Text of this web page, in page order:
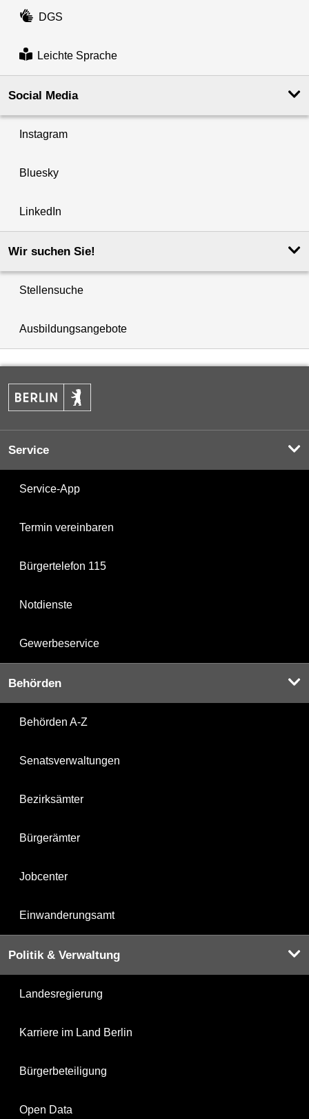
DGS
Leichte Sprache
Social Media
Instagram
Bluesky
LinkedIn
Wir suchen Sie!
Stellensuche
Ausbildungsangebote
Service
Service-App
Termin vereinbaren
Bürgertelefon 115
Notdienste
Gewerbeservice
Behörden
Behörden A-Z
Senatsverwaltungen
Bezirksämter
Bürgerämter
Jobcenter
Einwanderungsamt
Politik & Verwaltung
Landesregierung
Karriere im Land Berlin
Bürgerbeteiligung
Open Data